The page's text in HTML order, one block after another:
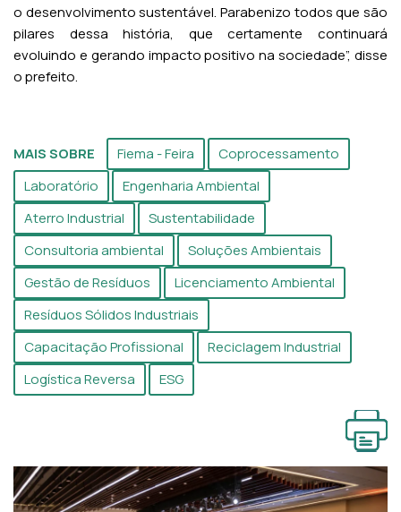
o desenvolvimento sustentável. Parabenizo todos que são
pilares dessa história, que certamente continuará
evoluindo e gerando impacto positivo na sociedade”, disse
o prefeito.
MAIS SOBRE Fiema - Feira
Coprocessamento
Laboratório
Engenharia Ambiental
Aterro Industrial
Sustentabilidade
Consultoria ambiental
Soluções Ambientais
Gestão de Resíduos
Licenciamento Ambiental
Resíduos Sólidos Industriais
Capacitação Profissional
Reciclagem Industrial
Logística Reversa
ESG